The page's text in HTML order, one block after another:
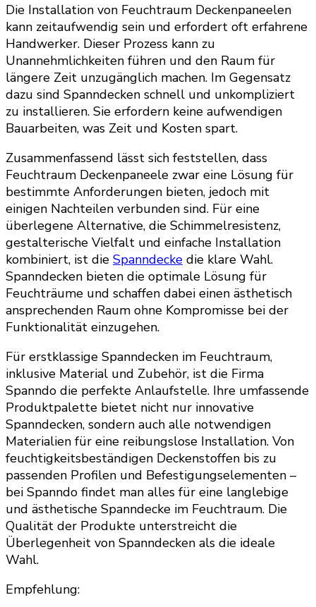
Die Installation von Feuchtraum Deckenpaneelen
kann zeitaufwendig sein und erfordert oft erfahrene
Handwerker. Dieser Prozess kann zu
Unannehmlichkeiten führen und den Raum für
längere Zeit unzugänglich machen. Im Gegensatz
dazu sind Spanndecken schnell und unkompliziert
zu installieren. Sie erfordern keine aufwendigen
Bauarbeiten, was Zeit und Kosten spart.
Zusammenfassend lässt sich feststellen, dass
Feuchtraum Deckenpaneele zwar eine Lösung für
bestimmte Anforderungen bieten, jedoch mit
einigen Nachteilen verbunden sind. Für eine
überlegene Alternative, die Schimmelresistenz,
gestalterische Vielfalt und einfache Installation
kombiniert, ist die Spanndecke die klare Wahl.
Spanndecken bieten die optimale Lösung für
Feuchträume und schaffen dabei einen ästhetisch
ansprechenden Raum ohne Kompromisse bei der
Funktionalität einzugehen.
Für erstklassige Spanndecken im Feuchtraum,
inklusive Material und Zubehör, ist die Firma
Spanndo die perfekte Anlaufstelle. Ihre umfassende
Produktpalette bietet nicht nur innovative
Spanndecken, sondern auch alle notwendigen
Materialien für eine reibungslose Installation. Von
feuchtigkeitsbeständigen Deckenstoffen bis zu
passenden Profilen und Befestigungselementen –
bei Spanndo findet man alles für eine langlebige
und ästhetische Spanndecke im Feuchtraum. Die
Qualität der Produkte unterstreicht die
Überlegenheit von Spanndecken als die ideale
Wahl.
Empfehlung: